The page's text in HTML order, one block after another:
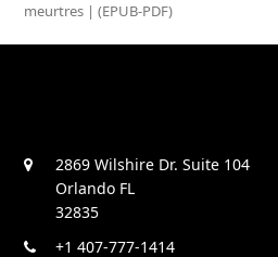
post:
meurtres | (EPUB-PDF)
2869 Wilshire Dr. Suite 104
Orlando FL
32835
+1 407-777-1414